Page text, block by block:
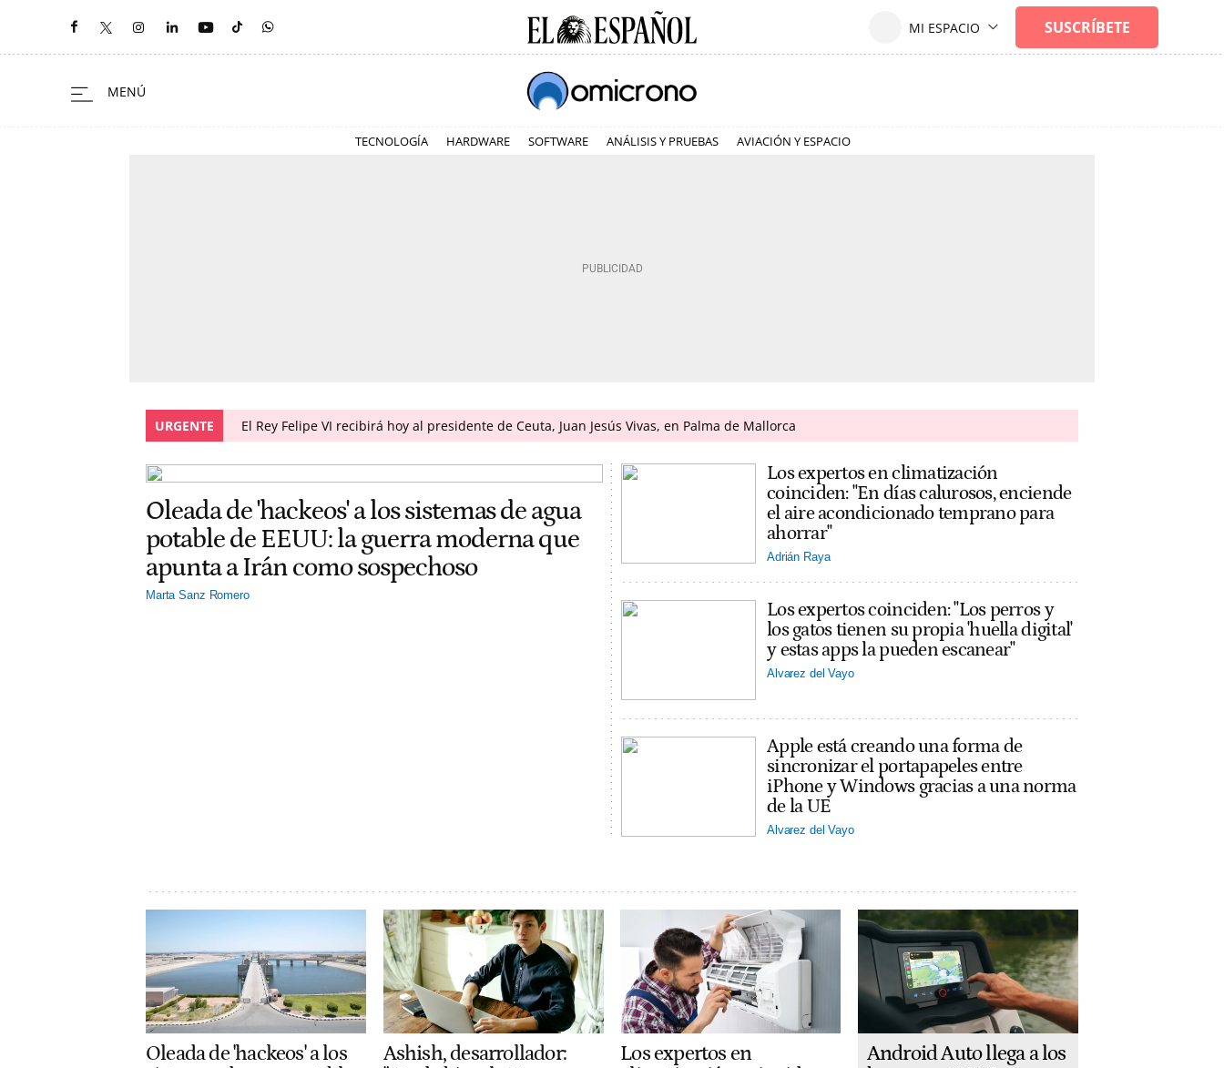
TECNOLOGÍA HARDWARE SOFTWARE ANÁLISIS Y PRUEBAS AVIACIÓN Y ESPACIO
URGENTE El Rey Felipe VI recibirá hoy al presidente de Ceuta, Juan Jesús Vivas, en Palma de Mallorca
Oleada de 'hackeos' a los sistemas de agua
potable de EEUU: la guerra moderna que
apunta a Irán como sospechoso
Marta Sanz Romero
Los expertos en climatización
coinciden: "En días calurosos, enciende
el aire acondicionado temprano para
ahorrar"
Adrián Raya
Los expertos coinciden: "Los perros y
los gatos tienen su propia 'huella digital'
y estas apps la pueden escanear"
Alvarez del Vayo
Apple está creando una forma de
sincronizar el portapapeles entre
iPhone y Windows gracias a una norma
de la UE
Alvarez del Vayo
Oleada de 'hackeos' a los
Ashish, desarrollador:
Los expertos en
Android Auto llega a los